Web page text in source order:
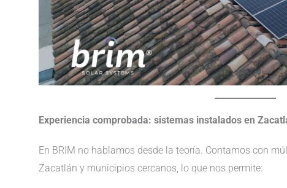
Experiencia comprobada: sistemas instalados en
En BRIM no hablamos desde la teoría. Contamos con
Zacatlán y municipios cercanos, lo que nos permite: